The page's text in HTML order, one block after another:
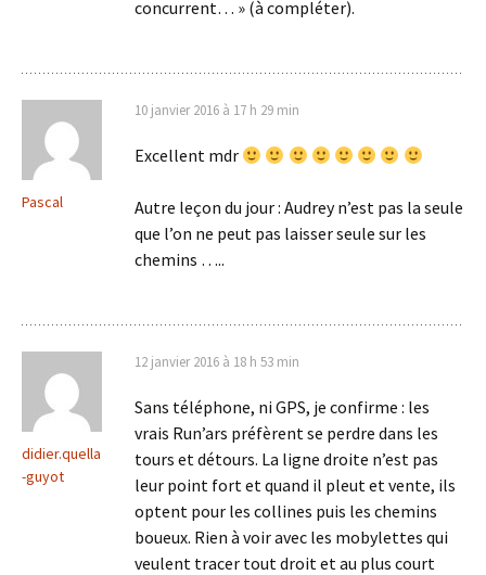
concurrent… » (à compléter).
Pascal
10 janvier 2016 à 17 h 29 min
Excellent mdr
Autre leçon du jour : Audrey n’est pas la seule
que l’on ne peut pas laisser seule sur les
chemins …..
didier.quella
-guyot
12 janvier 2016 à 18 h 53 min
Sans téléphone, ni GPS, je confirme : les
vrais Run’ars préfèrent se perdre dans les
tours et détours. La ligne droite n’est pas
leur point fort et quand il pleut et vente, ils
optent pour les collines puis les chemins
boueux. Rien à voir avec les mobylettes qui
veulent tracer tout droit et au plus court